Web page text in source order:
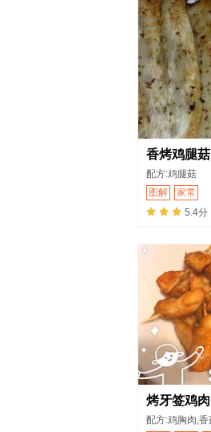
香烤鸡腿菇
配方:鸡腿菇
图解
家常
5.4分
烤牙签鸡
配方:鸡胸肉,